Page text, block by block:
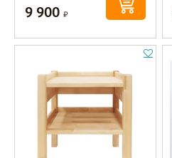
9 900Р